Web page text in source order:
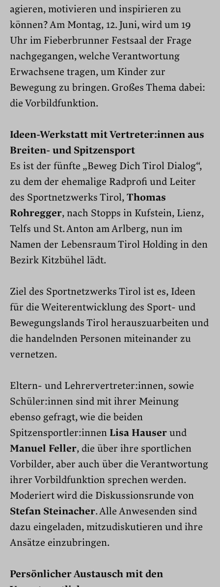
agieren, motivieren und inspirieren zu
können? Am Montag, 12. Juni, wird um 19
Uhr im Fieberbrunner Festsaal der Frage
nachgegangen, welche Verantwortung
Erwachsene tragen, um Kinder zur
Bewegung zu bringen. Großes Thema dabei:
die Vorbildfunktion.
Ideen-Werkstatt mit Vertreter:innen aus
Breiten- und Spitzensport
Es ist der fünfte „Beweg Dich Tirol Dialog“,
zu dem der ehemalige Radprofi und Leiter
des Sportnetzwerks Tirol, Thomas
Rohregger, nach Stopps in Kufstein, Lienz,
Telfs und St. Anton am Arlberg, nun im
Namen der Lebensraum Tirol Holding in den
Bezirk Kitzbühel lädt.
Ziel des Sportnetzwerks Tirol ist es, Ideen
für die Weiterentwicklung des Sport- und
Bewegungslands Tirol herauszuarbeiten und
die handelnden Personen miteinander zu
vernetzen.
Eltern- und Lehrervertreter:innen, sowie
Schüler:innen sind mit ihrer Meinung
ebenso gefragt, wie die beiden
Spitzensportler:innen Lisa Hauser und
Manuel Feller, die über ihre sportlichen
Vorbilder, aber auch über die Verantwortung
ihrer Vorbildfunktion sprechen werden.
Moderiert wird die Diskussionsrunde von
Stefan Steinacher. Alle Anwesenden sind
dazu eingeladen, mitzudiskutieren und ihre
Ansätze einzubringen.
Persönlicher Austausch mit den